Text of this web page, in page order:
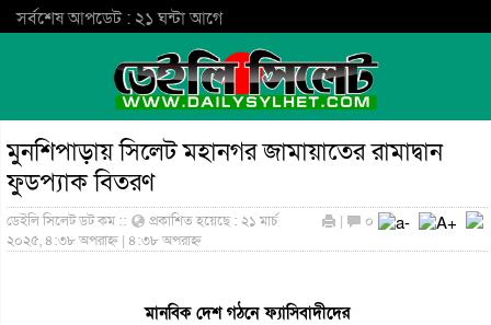
সর্বশেষ আপডেট : ২১ ঘন্টা আগে
মুনশিপাড়ায় সিলেট মহানগর জামায়াতের রামাদ্বান
ফুডপ্যাক বিতরণ
ডেইলি সিলেট ডট কম ::
প্রকাশিত হয়েছে : ২১ মার্চ
২০২৫, ৪:৩৮ অপরাহ্ন | ৪:৩৮ অপরাহ্ন
| ০
মানবিক দেশ গঠনে ফ্যাসিবাদীদের